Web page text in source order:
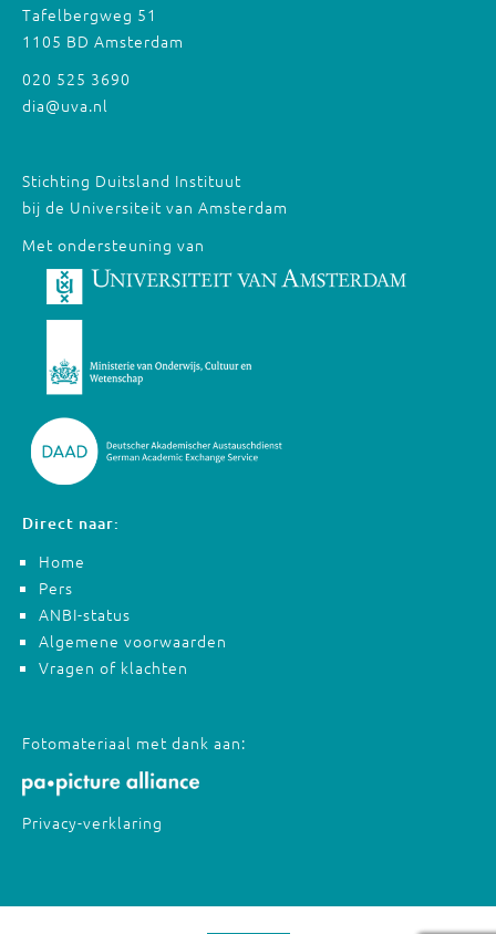
Tafelbergweg 51
1105 BD Amsterdam
020 525 3690
dia@uva.nl
Stichting Duitsland Instituut
bij de Universiteit van Amsterdam
Met ondersteuning van
Direct naar:
Home
Pers
ANBI-status
Algemene voorwaarden
Vragen of klachten
Fotomateriaal met dank aan:
Privacy-verklaring